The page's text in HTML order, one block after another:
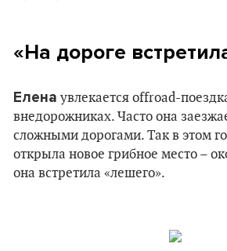
«На дороге
Елена увлекается offroad-
внедорожниках. Часто она
сложными дорогами. Так в этом
открыла новое грибное место –
она встретила «лешего».